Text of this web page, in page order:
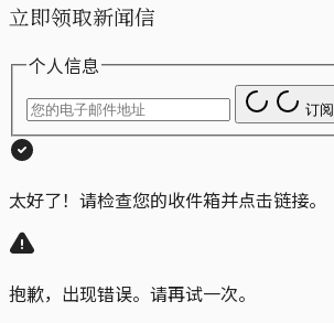
立即领取新闻信
个人信息
订阅
太好了！请检查您的收件箱并点击链接。
抱歉，出现错误。请再试一次。